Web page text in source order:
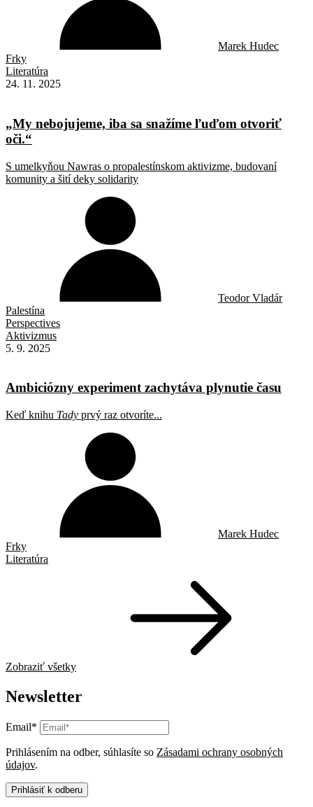
Marek Hudec
Frky
Literatúra
24. 11. 2025
„My nebojujeme, iba sa snažíme ľuďom otvoriť
oči.“
S umelkyňou Nawras o propalestínskom aktivizme, budovaní
komunity a šití deky solidarity
Teodor Vladár
Palestína
Perspectives
Aktivizmus
5. 9. 2025
Ambiciózny experiment zachytáva plynutie času
Keď knihu Tady prvý raz otvoríte...
Marek Hudec
Frky
Literatúra
Zobraziť všetky
Newsletter
Email*
Prihlásením na odber, súhlasíte so Zásadami ochrany osobných
údajov.
Prihlásiť k odberu